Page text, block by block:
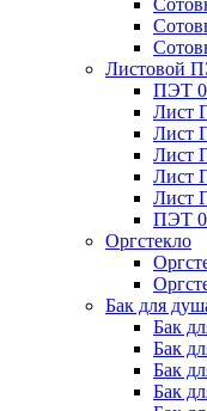
Листовой
ПЭТ
Лист
Лист
Лист
Лист
Лист
ПЭТ
Оргстекло
Бак для
Бак
Бак
Бак
Бак